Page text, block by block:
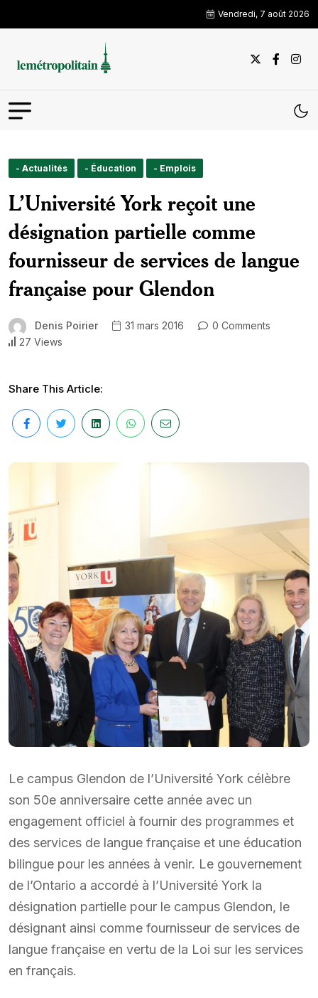
Vendredi, 7 août 2026
- Actualités - Éducation - Emplois
L’Université York reçoit une
désignation partielle comme
fournisseur de services de langue
française pour Glendon
Denis Poirier 31 mars 2016
0 Comments
27 Views
Share This Article:
Le campus Glendon de l’Université York célèbre
son 50e anniversaire cette année avec un
engagement officiel à fournir des programmes et
des services de langue française et une éducation
bilingue pour les années à venir. Le gouvernement
de l’Ontario a accordé à l’Université York la
désignation partielle pour le campus Glendon, le
désignant ainsi comme fournisseur de services de
langue française en vertu de la Loi sur les services
en français.